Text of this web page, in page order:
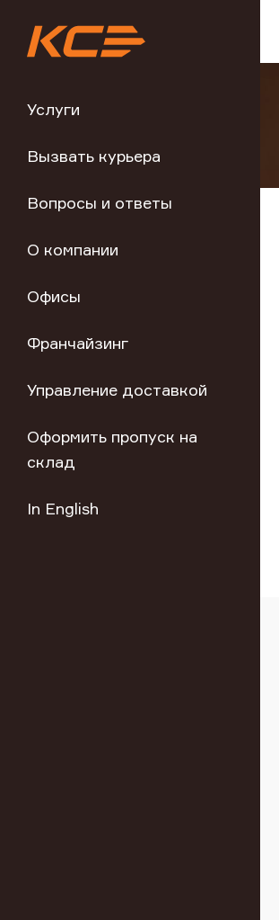
Услуги
Вызвать курьера
Вопросы и ответы
О компании
Офисы
Франчайзинг
Управление доставкой
Оформить пропуск на
склад
In English